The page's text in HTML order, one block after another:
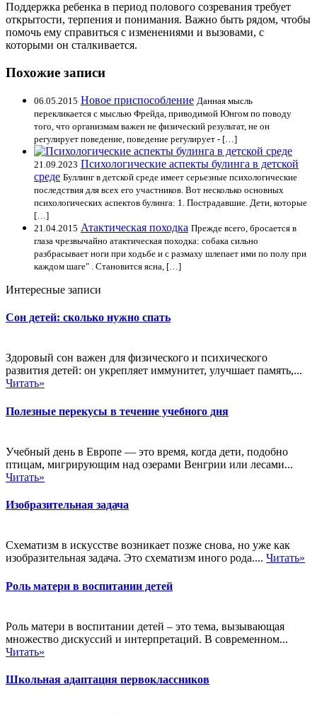
Поддержка ребенка в период полового созревания требует
открытости, терпения и понимания. Важно быть рядом, чтобы
помочь ему справиться с изменениями и вызовами, с
которыми он сталкивается.
Похожие записи
06.05.2015 Новое приспособление Данная мысль
перекликается с мыслью Фрейда, приводимой Юнгом по поводу
того, что организмам важен не физический результат, не он
регулирует поведение, поведение регулирует - […]
21.09.2023 Психологические аспекты булинга в детской
среде Буллинг в детской среде имеет серьезные психологические
последствия для всех его участников. Вот несколько основных
психологических аспектов булинга: 1. Пострадавшие. Дети, которые
[…]
21.04.2015 Атактическая походка Прежде всего, бросается в
глаза чрезвычайно атактическая походка: собака сильно
разбрасывает ноги при ходьбе и с размаху шлепает ими по полу при
каждом шаге" . Становится ясна, […]
Интересные записи
Сон детей: сколько нужно спать
Здоровый сон важен для физического и психического
развития детей: он укрепляет иммунитет, улучшает память,...
Читать»
Полезные перекусы в течение учебного дня
Учебный день в Европе — это время, когда дети, подобно
птицам, мигрирующим над озерами Венгрии или лесами...
Читать»
Изобразительная задача
Схематизм в искусстве возникает позже снова, но уже как
изобразительная задача. Это схематизм иного рода.... Читать»
Роль матери в воспитании детей
Роль матери в воспитании детей – это тема, вызывающая
множество дискуссий и интерпретаций. В современном...
Читать»
Школьная адаптация первоклассников